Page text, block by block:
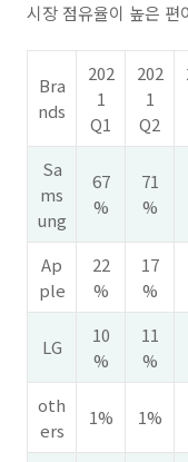
시장 점유율이 높은 편
Bra
nds
202
1
Q1
202
1
Q2
Sa
ms
ung
67
%
71
%
Ap
ple
22
%
17
%
LG
10
%
11
%
oth
ers
1% 1%